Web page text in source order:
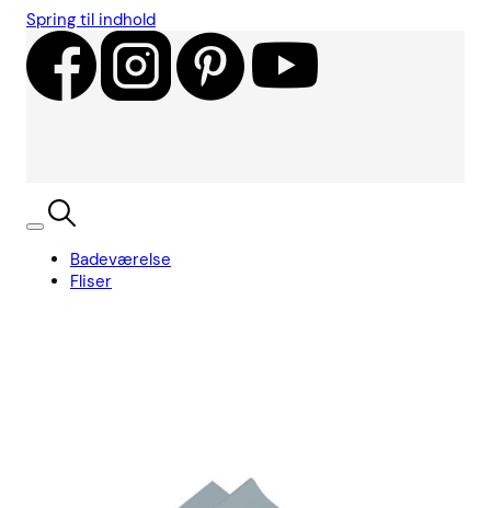
Spring til indhold
Badeværelse
Fliser
Kurv
indretningskonsulent